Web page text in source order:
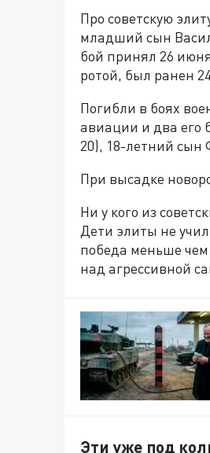
Про советскую
младший сын
бой принял 26
ротой, был ранен
Погибли в боях
авиации и два его
20), 18-летний сын
При высадке
Ни у кого из
Дети элиты не
победа меньше
над агрессивной
Эти уже под